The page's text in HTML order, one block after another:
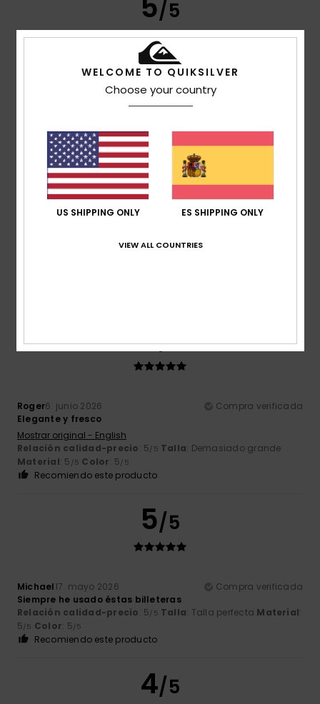
/5
Gregorio Alfredo30. junio 2026
Compra verificada
Billetera excelente
: Talla perfecta
4
Satisfecho con el producto
5/5
Roger6. junio 2026
Compra verificada
Elegante y fresco
Mostrar original - English
Relación calidad-precio: 5/5 Talla: Demasiado grande
Material: 5 /5 Color: 5/5
Recomiendo este producto
5/5
Michael17. mayo 2026
Compra verificada
Siempre he usado éstas billeteras
Relación calidad-precio: 5/5 Talla: Talla perfecta Material:
5/5 Color: 5/5
Recomiendo este producto
4/5
WELCOME TO QUIKSILVER
Choose your country
US SHIPPING ONLY ES SHIPPING ONLY
VIEW ALL COUNTRIES